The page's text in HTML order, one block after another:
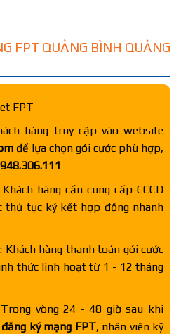
FPT QUẢNG BÌNH QUẢNG
FPT
hàng truy cập vào website
để lựa chọn gói cước phù hợp,
Khách hàng cần cung cấp CCCD
thủ tục ký kết hợp đồng nhanh
: Khách hàng thanh toán gói cước
thức linh hoạt từ 1 - 12 tháng
vòng 24 - 48 giờ sau khi
đăng ký mạng FPT, nhân viên kỹ